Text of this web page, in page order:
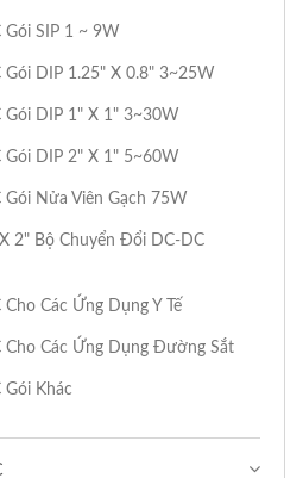
SIP 1 ~ 9W
DIP 1.25" X 0.8" 3~25W
DIP 1" X 1" 3~30W
DIP 2" X 1" 5~60W
Nửa Viên Gạch 75W
2" Bộ Chuyển Đổi DC-DC
Các Ứng Dụng Y Tế
Cho Các Ứng Dụng Đường Sắt
Khác